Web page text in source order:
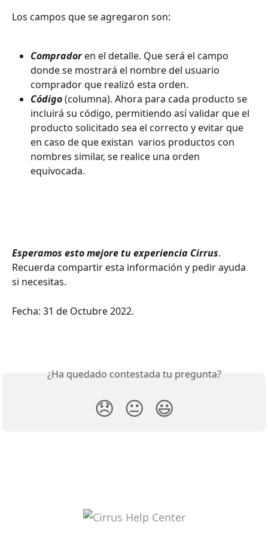
Los campos que se agregaron son:
Comprador en el detalle. Que será el campo
donde se mostrará el nombre del usuario
comprador que realizó esta orden.
Código (columna). Ahora para cada producto se
incluirá su código, permitiendo así validar que el
producto solicitado sea el correcto y evitar que
en caso de que existan  varios productos con
nombres similar, se realice una orden
equivocada.
Esperamos esto mejore tu experiencia Cirrus.
Recuerda compartir esta información y pedir ayuda
si necesitas.
Fecha: 31 de Octubre 2022.
¿Ha quedado contestada tu pregunta?
😞 😐 😃